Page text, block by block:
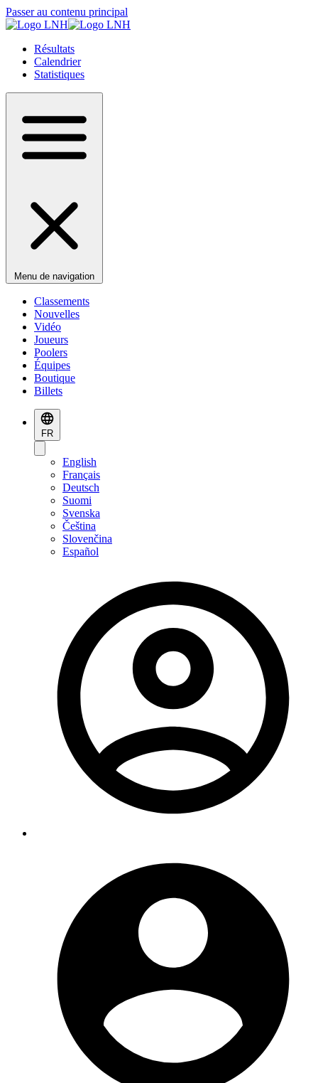
Passer au contenu principal
Résultats
Calendrier
Statistiques
Menu de navigation
Classements
Nouvelles
Vidéo
Joueurs
Poolers
Équipes
Boutique
Billets
FR
English
Français
Deutsch
Suomi
Svenska
Čeština
Slovenčina
Español